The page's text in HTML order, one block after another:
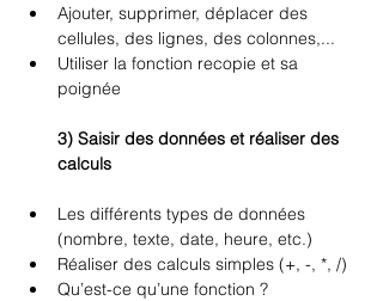
Ajouter, supprimer, déplacer des
cellules, des lignes, des colonnes,...
Utiliser la fonction recopie et sa
poignée
3) Saisir des données et réaliser des
calculs
Les différents types de données
(nombre, texte, date, heure, etc.)
Réaliser des calculs simples (+, -, *, /)
Qu’est-ce qu’une fonction ?